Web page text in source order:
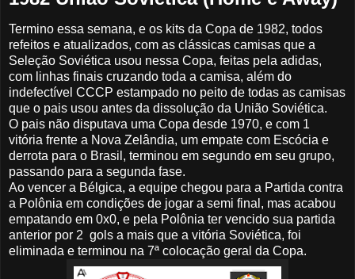
Termino essa semana, e os kits da Copa de 1982, todos
refeitos e atualizados, com as clássicas camisas que a
Seleção Soviética usou nessa Copa, feitas pela adidas,
com linhas finais cruzando toda a camisa, além do
indefectível CCCP estampado no peito de todas as camisas
que o pais usou antes da dissolução da União Soviética.
O pais não disputava uma Copa desde 1970, e com 1
vitória frente a Nova Zelândia, um empate com Escócia e
derrota para o Brasil, terminou em segundo em seu grupo,
passando para a segunda fase.
Ao vencer a Bélgica, a equipe chegou para a Partida contra
a Polônia em condições de jogar a semi final, mas acabou
empatando em 0x0, e pela Polônia ter vencido sua partida
anterior por 2 gols a mais que a vitória Soviética, foi
eliminada e terminou na 7ª colocação geral da Copa.